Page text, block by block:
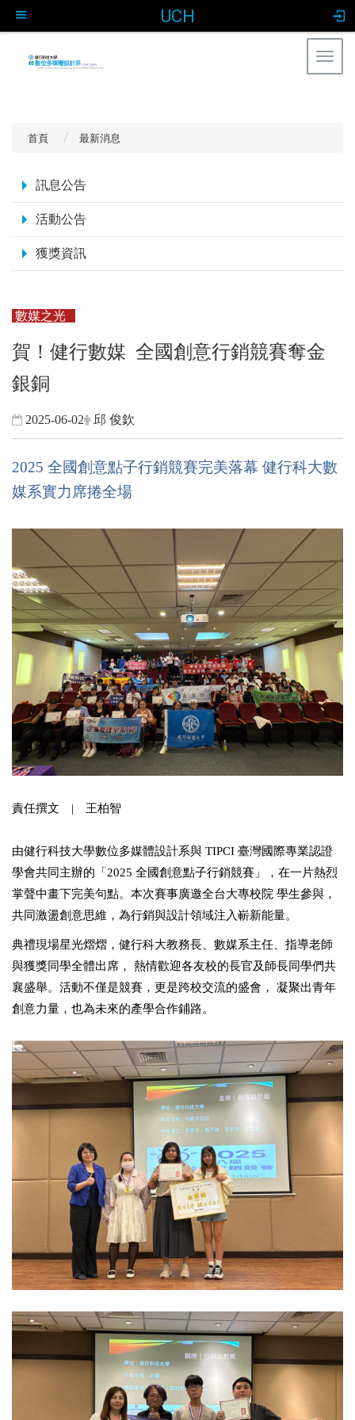
UCH
首頁 最新消息
訊息公告
活動公告
獲獎資訊
數媒之光
賀！健行數媒 全國創意行銷競賽奪金
銀銅
2025-06-02 邱 俊欽
2025 全國創意點子行銷競賽完美落幕 健行科大數
媒系實力席捲全場
責任撰文 | 王柏智
由健行科技大學數位多媒體設計系與 TIPCI 臺灣國際專業認證
學會共同主辦的「 2025 全國創意點子行銷競賽」，在一片熱烈
掌聲中畫下完美句點。本次賽事廣邀全台大專校院 學生參與，
共同激盪創意思維，為行銷與設計領域注入嶄新能量。
典禮現場星光熠熠，健行科大教務長、數媒系主任、指導老師
與獲獎同學全體出席， 熱情歡迎各友校的長官及師長同學們共
襄盛舉。活動不僅是競賽，更是跨校交流的盛會， 凝聚出青年
創意力量，也為未來的產學合作鋪路。